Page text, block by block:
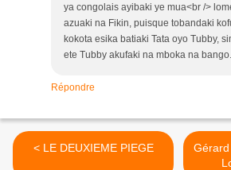
ya congolais ayibaki ye mua<br />
azuaki na Fikin, puisque tobandaki
kokota esika batiaki Tata oyo Tubby,
ete Tubby akufaki na mboka na
Répondre
< LE DEUXIEME PIEGE